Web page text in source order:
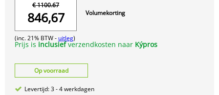
€ 1100.67
846,67
(inc. 21% BTW - uitleg)
Volumekorting
Prijs is inclusiefverzendkosten naar Kýpros
Op voorraad
Levertijd: 3 - 4 werkdagen